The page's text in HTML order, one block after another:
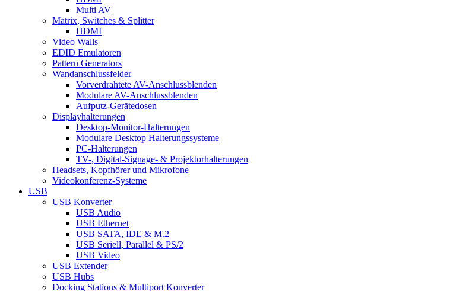
Multi AV
Matrix, Switches & Splitter
HDMI
Video Walls
EDID Emulatoren
Pattern Generators
Wandanschlussfelder
Vorverdrahtete AV-Anschlussblenden
Modulare AV-Anschlussblenden
Aufputz-Gerätedosen
Displayhalterungen
Desktop-Monitor-Halterungen
Modulare Desktop Halterungssysteme
PC-Halterungen
TV-, Digital-Signage- & Projektorhalterungen
Headsets, Kopfhörer und Mikrofone
Videokonferenz-Systeme
USB
USB Konverter
USB Audio
USB Ethernet
USB SATA, IDE & M.2
USB Seriell, Parallel & PS/2
USB Video
USB Extender
USB Hubs
Docking Stations & Multiport Konverter